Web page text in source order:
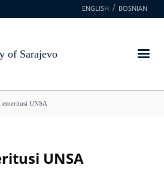
ENGLISH BOSNIAN
of Sarajevo
emeritusi UNSA
UNSA